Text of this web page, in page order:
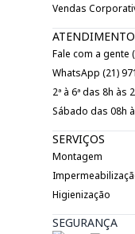
Vendas
Fale com a gente
WhatsApp (21)
2ª à 6ª das 8h às
Sábado das 08h
SERVIÇOS
Montagem
Higienização
SEGURANÇA